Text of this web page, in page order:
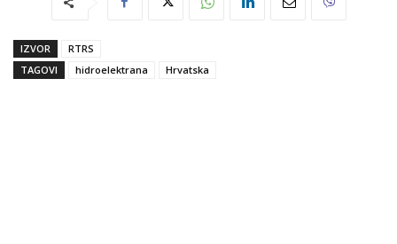
IZVOR
RTRS
TAGOVI
hidroelektrana Hrvatska